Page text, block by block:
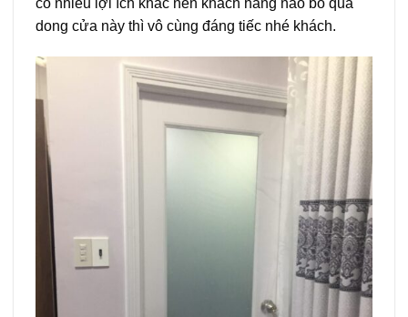
có nhiều lợi ích khác nên khách hàng nào bỏ qua
dong cửa này thì vô cùng đáng tiếc nhé khách.